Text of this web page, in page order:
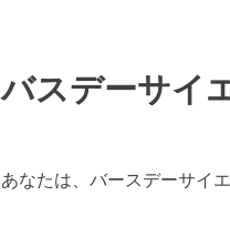
バスデーサイ
あなたは、バースデーサイ